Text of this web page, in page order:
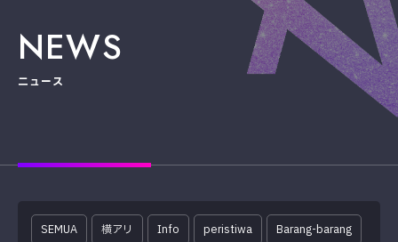
NEWS
ニュース
SEMUA 横アリ Info peristiwa Barang-barang